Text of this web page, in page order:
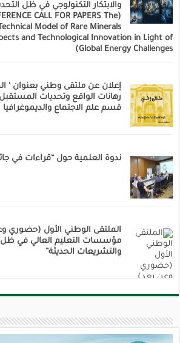
والابتكار التكنولوجي في ظل
CALL FOR PAPERS The
Model of Rare Minerals
and Technological Innovation in Light of
Global Energy Challenges)
إعلان عن ملتقى وطني بعنوان ‘
رهانات الواقع وتحديات
قسم علم الاجتماع والديموغرافيا
ندوة العلمية حول “قراءات في
الملتقى الوطني الأول (حضوري
مؤسسات التعليم العالي في ظل
والتشريعات الحديثة”